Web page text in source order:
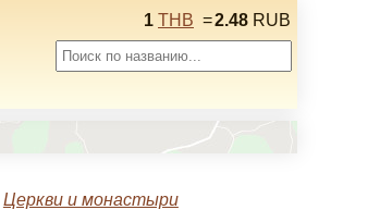
1 THB =2.48 RUB
Церкви и монастыри